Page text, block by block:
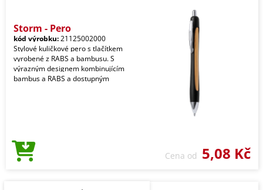
Storm - Pero
kód výrobku:21125002000
Stylové kuličkové pero s tlačítkem
vyrobené z RABS a bambusu. S
výrazným designem kombinujícím
bambus a RABS a dostupným
Cena od 5,08 Kč